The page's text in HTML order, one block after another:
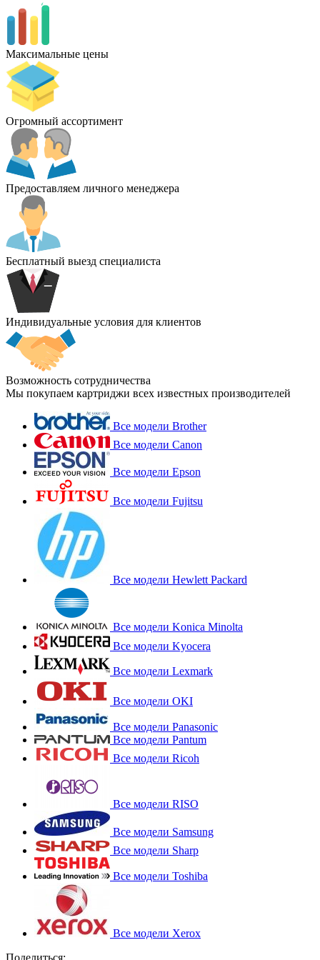
Максимальные цены
Огромный ассортимент
Предоставляем личного менеджера
Бесплатный выезд специалиста
Индивидуальные условия для клиентов
Возможность сотрудничества
Мы покупаем картриджи всех известных производителей
Все модели Brother
Все модели Canon
Все модели Epson
Все модели Fujitsu
Все модели Hewlett Packard
Все модели Konica Minolta
Все модели Kyocera
Все модели Lexmark
Все модели OKI
Все модели Panasonic
Все модели Pantum
Все модели Ricoh
Все модели RISO
Все модели Samsung
Все модели Sharp
Все модели Toshiba
Все модели Xerox
Поделиться: